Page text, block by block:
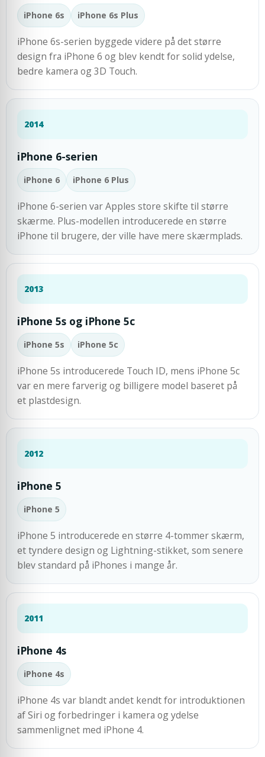
iPhone 6s iPhone 6s Plus
iPhone 6s-serien byggede videre på det større
design fra iPhone 6 og blev kendt for solid ydelse,
bedre kamera og 3D Touch.
2014
iPhone 6-serien
iPhone 6 iPhone 6 Plus
iPhone 6-serien var Apples store skifte til større
skærme. Plus-modellen introducerede en større
iPhone til brugere, der ville have mere skærmplads.
2013
iPhone 5s og iPhone 5c
iPhone 5s iPhone 5c
iPhone 5s introducerede Touch ID, mens iPhone 5c
var en mere farverig og billigere model baseret på
et plastdesign.
2012
iPhone 5
iPhone 5
iPhone 5 introducerede en større 4-tommer skærm,
et tyndere design og Lightning-stikket, som senere
blev standard på iPhones i mange år.
2011
iPhone 4s
iPhone 4s
iPhone 4s var blandt andet kendt for introduktionen
af Siri og forbedringer i kamera og ydelse
sammenlignet med iPhone 4.